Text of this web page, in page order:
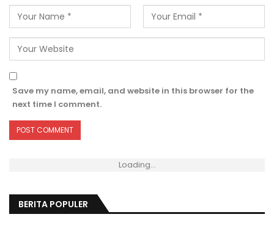
Save my name, email, and website in this browser for the
next time I comment.
Loading...
BERITA POPULER